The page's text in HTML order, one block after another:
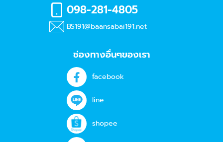
098-281-4805
BS191@baansabai191.net
ช่องทางอื่นๆของเรา
facebook
line
shopee